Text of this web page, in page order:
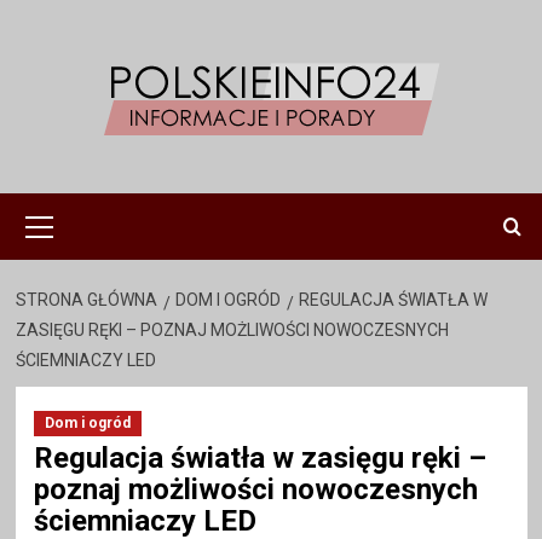
główne
STRONA GŁÓWNA DOM I OGRÓD
REGULACJA ŚWIATŁA W
ZASIĘGU RĘKI – POZNAJ MOŻLIWOŚCI NOWOCZESNYCH
ŚCIEMNIACZY LED
Dom i ogród
Regulacja światła w zasięgu ręki –
poznaj możliwości nowoczesnych
ściemniaczy LED